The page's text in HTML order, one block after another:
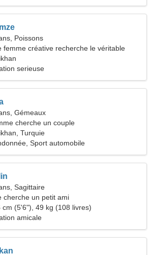
Poissons
femme créative recherche le véritable
serieuse
Gémeaux
cherche un couple
Turquie
Sport automobile
Sagittaire
cherche un petit ami
cm (5'6"), 49 kg (108 livres)
amicale